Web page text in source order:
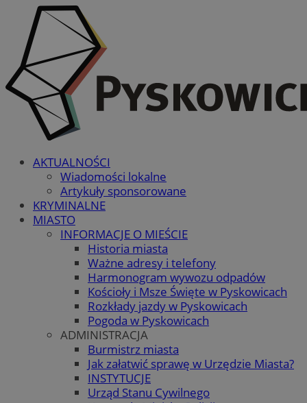
AKTUALNOŚCI
Wiadomości lokalne
Artykuły sponsorowane
KRYMINALNE
MIASTO
INFORMACJE O MIEŚCIE
Historia miasta
Ważne adresy i telefony
Harmonogram wywozu odpadów
Kościoły i Msze Święte w Pyskowicach
Rozkłady jazdy w Pyskowicach
Pogoda w Pyskowicach
ADMINISTRACJA
Burmistrz miasta
Jak załatwić sprawę w Urzędzie Miasta?
INSTYTUCJE
Urząd Stanu Cywilnego